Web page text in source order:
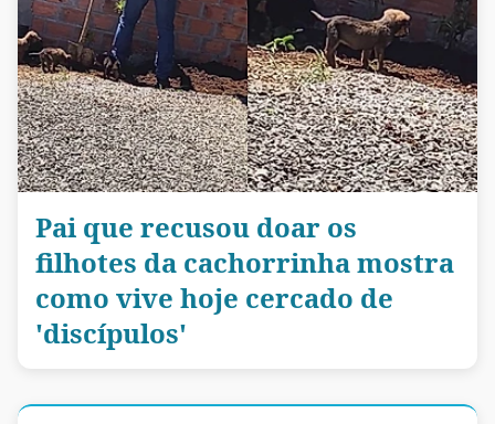
Pai que recusou doar os
filhotes da cachorrinha mostra
como vive hoje cercado de
'discípulos'